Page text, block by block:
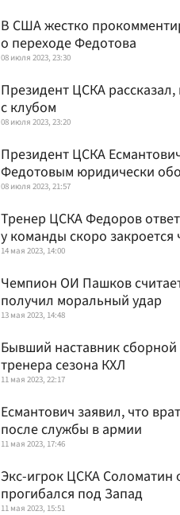
В США жестко
о переходе Федотова
08 июля 2023, 23:30
Президент ЦСКА
с клубом
08 июля 2023, 23:20
Президент ЦСКА
Федотовым юридически
08 июля 2023, 21:57
Тренер ЦСКА Федоров
у команды скоро
14 мая 2023, 14:00
Чемпион ОИ Пашков
получил моральный удар
13 мая 2023, 14:48
Бывший наставник
тренера сезона КХЛ
11 мая 2023, 22:17
Есмантович заявил, что
после службы в армии
11 мая 2023, 17:46
Экс-игрок ЦСКА Соломатин
прогибался под Запад
11 мая 2023, 15:51